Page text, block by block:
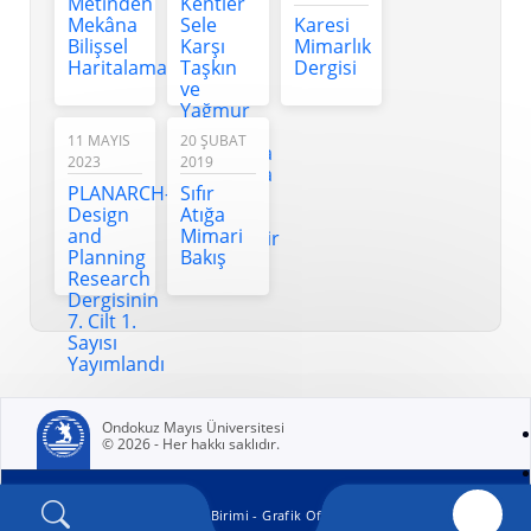
katkısı
anlatıldı
Mekâna
Bilişsel
Haritalama
Sele
Karşı
Taşkın
ve
Yağmur
Suyu
Depolama
Alanlarıyla
Dirençli
Hale
Getirilebilir
Karesi
Mimarlık
Dergisi
11 MAYIS
2023
PLANARCH-
Design
and
Planning
Research
Dergisinin
7. Cilt 1.
Sayısı
Yayımlandı
20 ŞUBAT
2019
Sıfır
Atığa
Mimari
Bakış
Ondokuz Mayıs Üniversitesi
© 2026 - Her hakkı saklıdır.
OMÜ Kurumsal İletişim Birimi - Grafik Ofisi
(yeni sekmede açılır)